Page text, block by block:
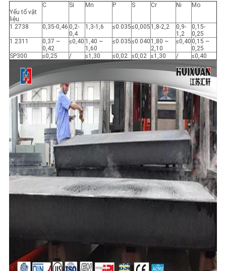
Yếu tố vật
liệu
C Si Mn P S Cr Ni Mo
1.2738 0,35-0,46 0,2-
0,4
1,3-1,6 ≤0.035≤0,005 1,8-2,2
0,9-
1,2
0,15-
0,25
1.2311
0,37 ~
0,42
≤0,40 1,40 ~
1,60
≤0.035≤0.040 1,80 ~
2,10
≤0,40 0,15 ~
0,25
SP300
≤0,25 / ≤1,30 ≤0,02 ≤0,02 ≤1,30 / ≤0,40